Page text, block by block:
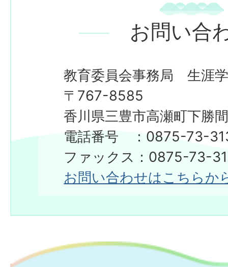
お問い合
教育委員会事務局 生涯
〒767-8585
香川県三豊市高瀬町下勝
電話番号 ：0875-73-
ファックス：0875-73-
お問い合わせはこちらか